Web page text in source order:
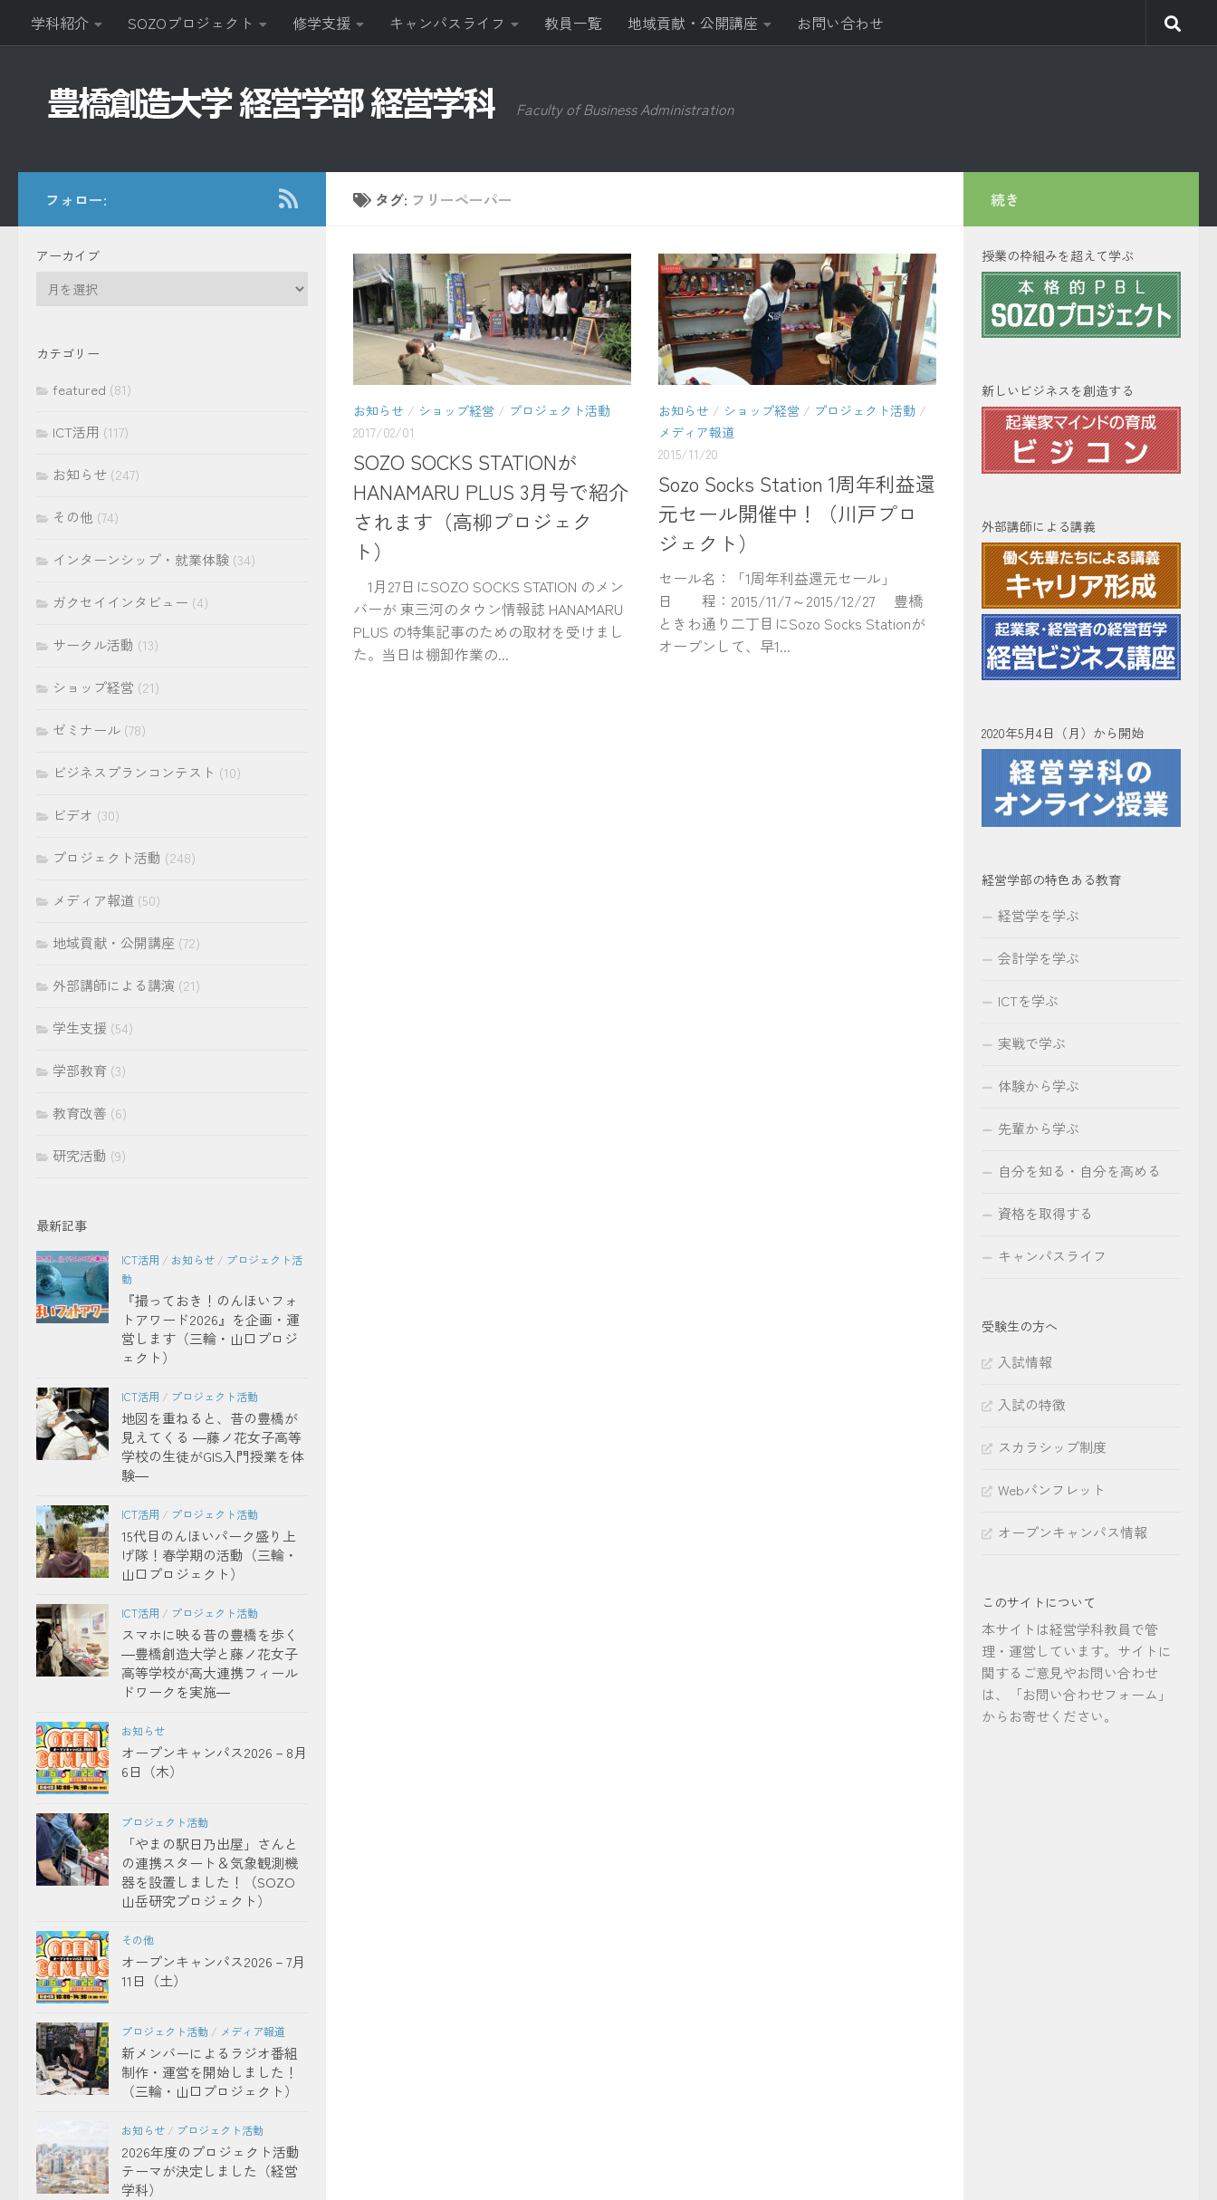
コンテンツへスキップ
学科紹介 SOZOプロジェクト 修学支援 キャンパスライフ 教員一覧 地域貢献・公開講座 お問い合わせ
Faculty of Business Administration
タグ: フリーペーパー
お知らせ / ショップ経営 / プロジェクト活動
2017/02/01
SOZO SOCKS STATIONが
HANAMARU PLUS 3月号で紹介
されます（高柳プロジェク
ト）
1月27日にSOZO SOCKS STATION のメン
バーが 東三河のタウン情報誌 HANAMARU
PLUS の特集記事のための取材を受けまし
た。当日は棚卸作業の...
お知らせ / ショップ経営 / プロジェクト活動 /
メディア報道
2015/11/20
Sozo Socks Station 1周年利益還
元セール開催中！（川戸プロ
ジェクト）
セール名：「1周年利益還元セール」
日 程：2015/11/7～2015/12/27 豊橋
ときわ通り二丁目にSozo Socks Stationが
オープンして、早1...
フォロー:
アーカイブ
イ
カテゴリー
featured (81)
ICT活用 (117)
お知らせ (247)
その他 (74)
インターンシップ・就業体験 (34)
ガクセイインタビュー (4)
サークル活動 (13)
ショップ経営 (21)
ゼミナール (78)
ビジネスプランコンテスト (10)
ビデオ (30)
プロジェクト活動 (248)
メディア報道 (50)
地域貢献・公開講座 (72)
外部講師による講演 (21)
学生支援 (54)
学部教育 (3)
教育改善 (6)
研究活動 (9)
最新記事
ICT活用 / お知らせ / プロジェクト活
動
『撮っておき！のんほいフォ
トアワード2026』を企画・運
営します（三輪・山口プロジ
ェクト）
ICT活用 / プロジェクト活動
地図を重ねると、昔の豊橋が
見えてくる ―藤ノ花女子高等
学校の生徒がGIS入門授業を体
験―
ICT活用 / プロジェクト活動
15代目のんほいパーク盛り上
げ隊！春学期の活動（三輪・
山口プロジェクト）
ICT活用 / プロジェクト活動
スマホに映る昔の豊橋を歩く
―豊橋創造大学と藤ノ花女子
高等学校が高大連携フィール
ドワークを実施―
お知らせ
オープンキャンパス2026－8月
6日（木）
プロジェクト活動
「やまの駅日乃出屋」さんと
の連携スタート＆気象観測機
器を設置しました！（SOZO
山岳研究プロジェクト）
その他
オープンキャンパス2026－7月
11日（土）
プロジェクト活動 / メディア報道
新メンバーによるラジオ番組
制作・運営を開始しました！
（三輪・山口プロジェクト）
お知らせ / プロジェクト活動
2026年度のプロジェクト活動
テーマが決定しました（経営
学科）
続き
授業の枠組みを超えて学ぶ
新しいビジネスを創造する
外部講師による講義
2020年5月4日（月）から開始
経営学部の特色ある教育
経営学を学ぶ
会計学を学ぶ
ICTを学ぶ
実戦で学ぶ
体験から学ぶ
先輩から学ぶ
自分を知る・自分を高める
資格を取得する
キャンパスライフ
受験生の方へ
入試情報
入試の特徴
スカラシップ制度
Webパンフレット
オープンキャンパス情報
このサイトについて
本サイトは経営学科教員で管
理・運営しています。サイトに
関するご意見やお問い合わせ
は、「お問い合わせフォーム」
からお寄せください。